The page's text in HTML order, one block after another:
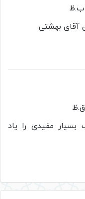
آقای بهشتی
بسیار مفیدی را یاد